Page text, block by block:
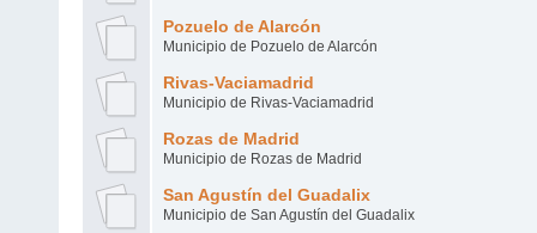
Pozuelo de Alarcón
Municipio de Pozuelo de Alarcón
Rivas-Vaciamadrid
Municipio de Rivas-Vaciamadrid
Rozas de Madrid
Municipio de Rozas de Madrid
San Agustín del Guadalix
Municipio de San Agustín del Guadalix